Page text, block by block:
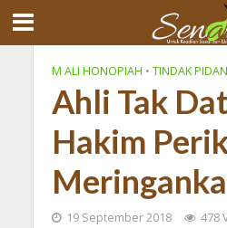
M ALI HONOPIAH • TINDAK
Ahli Tak
Hakim
19 September 2018 478